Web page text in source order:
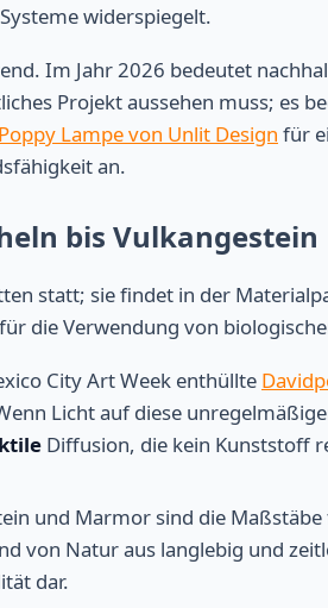
widerspiegelt.
Im Jahr 2026 bedeutet
Projekt aussehen muss; es
Poppy Lampe von Unlit Design für
an.
bis Vulkangestein
statt; sie findet in der
die Verwendung von
City Art Week enthüllte
Licht auf diese
Diffusion, die kein Kunststoff
und Marmor sind die
von Natur aus langlebig und
dar.